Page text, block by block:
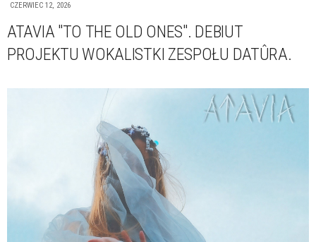
CZERWIEC 12, 2026
ATAVIA "TO THE OLD ONES". DEBIUT
PROJEKTU WOKALISTKI ZESPOŁU DATÛRA.